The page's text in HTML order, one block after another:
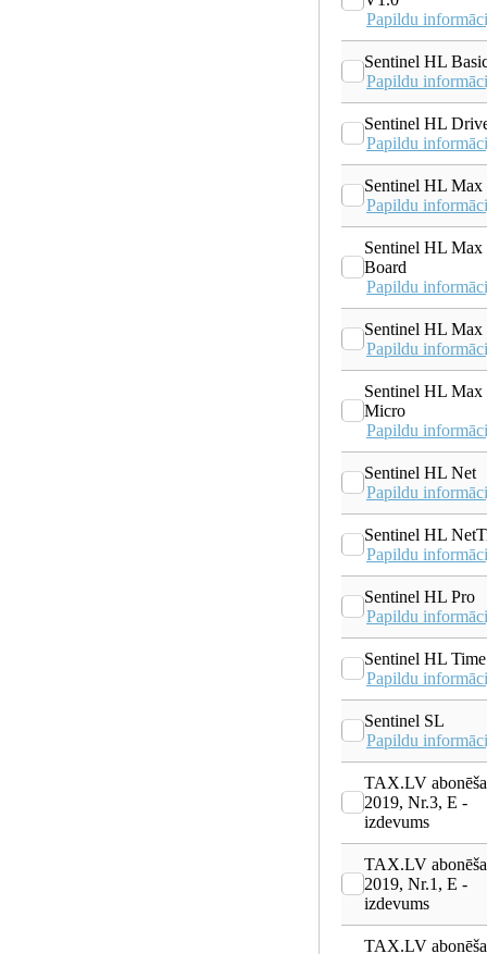
Papildu
Sentinel HL
Papildu
Sentinel HL
Papildu
Sentinel HL Max
Papildu
Sentinel HL Max
Board
Papildu
Sentinel HL Max
Papildu
Sentinel HL Max
Micro
Papildu
Sentinel HL Net
Papildu
Sentinel HL
Papildu
Sentinel HL Pro
Papildu
Sentinel HL Time
Papildu
Sentinel SL
Papildu
TAX.LV
2019, Nr.3, E -
izdevums
TAX.LV
2019, Nr.1, E -
izdevums
TAX.LV